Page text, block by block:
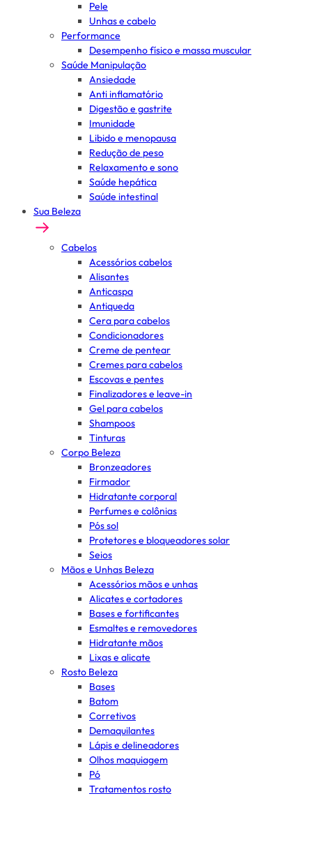
Pele
Unhas e cabelo
Performance
Desempenho físico e massa muscular
Saúde Manipulação
Ansiedade
Anti inflamatório
Digestão e gastrite
Imunidade
Libido e menopausa
Redução de peso
Relaxamento e sono
Saúde hepática
Saúde intestinal
Sua Beleza
Cabelos
Acessórios cabelos
Alisantes
Anticaspa
Antiqueda
Cera para cabelos
Condicionadores
Creme de pentear
Cremes para cabelos
Escovas e pentes
Finalizadores e leave-in
Gel para cabelos
Shampoos
Tinturas
Corpo Beleza
Bronzeadores
Firmador
Hidratante corporal
Perfumes e colônias
Pós sol
Protetores e bloqueadores solar
Seios
Mãos e Unhas Beleza
Acessórios mãos e unhas
Alicates e cortadores
Bases e fortificantes
Esmaltes e removedores
Hidratante mãos
Lixas e alicate
Rosto Beleza
Bases
Batom
Corretivos
Demaquilantes
Lápis e delineadores
Olhos maquiagem
Pó
Tratamentos rosto